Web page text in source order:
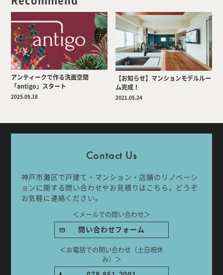
アンティークで作る洗面空間
「antigo」スタート
2025.09.18
【お知らせ】マンションモデルルー
ム完成！
2021.05.24
Contact Us
神戸市灘区で戸建て・マンション・店舗のリノベーシ
ョンに関する問い合わせやお見積りはこちら。どうぞ
お気軽に連絡ください。
＜メールでの問い合わせ＞
問い合わせフォーム
＜お電話での問い合わせ（土日祝休
み）＞
Works
Team
Topics
Room Tour